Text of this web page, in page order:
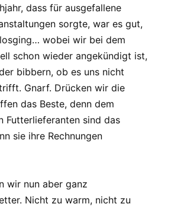
dass für ausgefallene
sorgte, war es gut,
wobei wir bei dem
schon wieder angekündigt ist,
bibbern, ob es uns nicht
Gnarf. Drücken wir die
das Beste, denn dem
Futterlieferanten sind das
sie ihre Rechnungen
wir nun aber ganz
Nicht zu warm, nicht zu